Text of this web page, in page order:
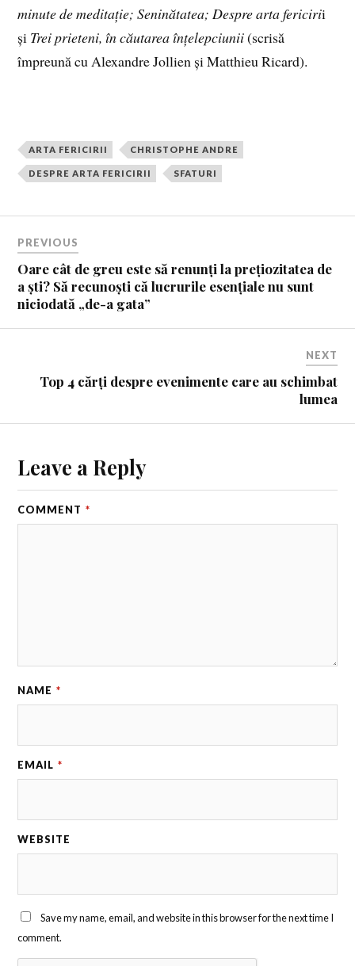
minute de meditație; Seninătatea; Despre arta fericirii
și Trei prieteni, în căutarea înțelepciunii(scrisă
împreună cu Alexandre Jollien și Matthieu Ricard).
ARTA FERICIRII CHRISTOPHE ANDRE
DESPRE ARTA FERICIRII SFATURI
PREVIOUS
Oare cât de greu este să renunți la prețiozitatea de
a ști? Să recunoști că lucrurile esențiale nu sunt
niciodată „de-a gata”
NEXT
Top 4 cărți despre evenimente care au schimbat
lumea
Leave a Reply
COMMENT *
NAME *
EMAIL *
WEBSITE
Save my name, email, and website in this browser for the next time I
comment.